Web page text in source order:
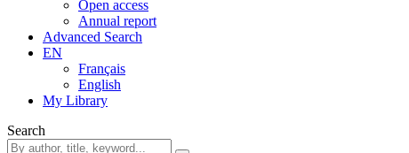
Open access
Annual report
Advanced Search
EN
Français
English
My Library
Search